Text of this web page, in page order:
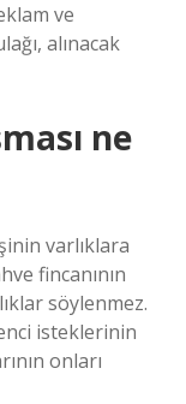
ve
alınacak
ne
varlıklara
fincanının
söylenmez.
isteklerinin
onları